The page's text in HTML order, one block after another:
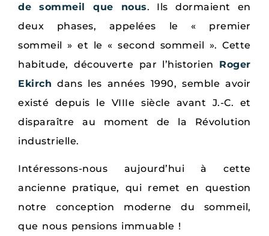
de sommeil que nous. Ils dormaient en
deux phases, appelées le « premier
sommeil » et le « second sommeil ». Cette
habitude, découverte par l’historien Roger
Ekirch dans les années 1990, semble avoir
existé depuis le VIIIe siècle avant J.-C. et
disparaître au moment de la Révolution
industrielle.
Intéressons-nous aujourd’hui à cette
ancienne pratique, qui remet en question
notre conception moderne du sommeil,
que nous pensions immuable !